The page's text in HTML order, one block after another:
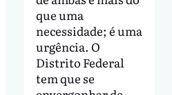
que uma
necessidade; é uma
urgência. O
Distrito Federal
tem que se